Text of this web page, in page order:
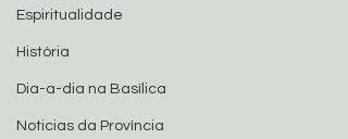
Espiritualidade
História
Dia-a-dia na Basílica
Noticias da Província